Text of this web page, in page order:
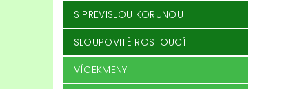
S PŘEVISLOU KORUNOU
SLOUPOVITĚ ROSTOUCÍ
VÍCEKMENY